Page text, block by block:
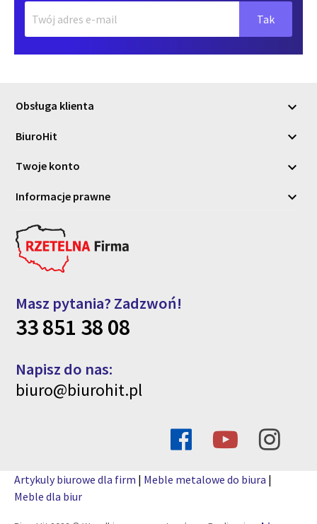
Obsługa klienta 
BiuroHit 
Twoje konto 
Informacje prawne 
Masz pytania? Zadzwoń!
33 851 38 08
Napisz do nas:
biuro@biurohit.pl
Artykuly biurowe dla firm | Meble metalowe do biura |
Meble dla biur